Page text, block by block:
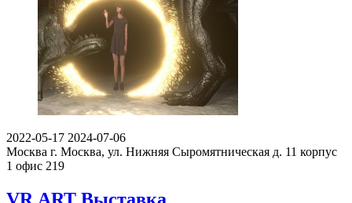
2022-05-17 2024-07-06
Москва г. Москва, ул. Нижняя Сыромятническая д. 11 корпус
1 офис 219